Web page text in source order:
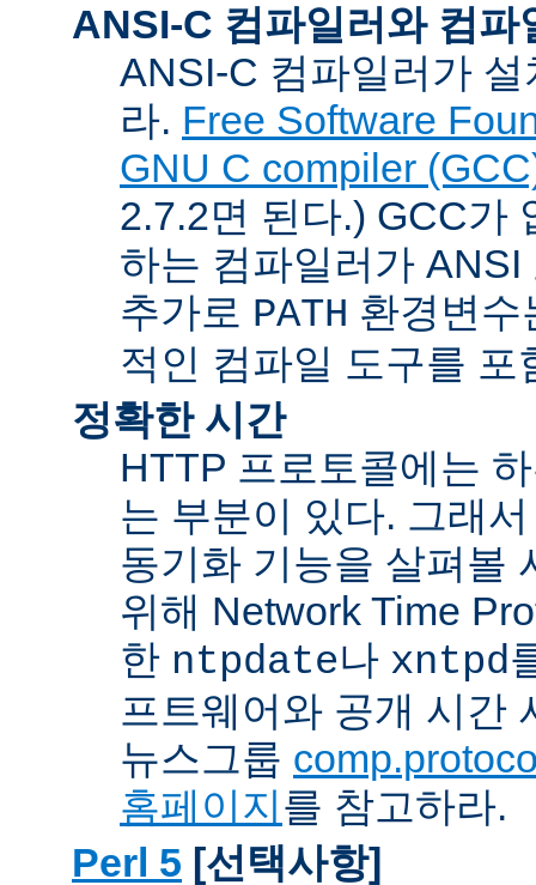
ANSI-C 컴파일러와 컴파
ANSI-C 컴파일러가
라. Free Software
GNU C compiler
2.7.2면 된다.) GCC가
하는 컴파일러가
추가로 PATH 환경변
적인 컴파일 도구를 포
정확한 시간
HTTP 프로토콜에는
는 부분이 있다. 그래
동기화 기능을 살펴볼
위해 Network Time
한 ntpdate나 xntpd
프트웨어와 공개 시간
뉴스그룹
홈페이지를 참고하라.
Perl 5 [선택사항]